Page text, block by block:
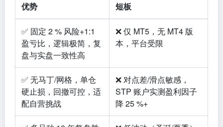
优势 短板
✅ 固定 2 % 风险+1:1
盈亏比，逻辑极简，复
盘与实盘一致性高
❌ 仅 MT5，无 MT4 版
本，平台受限
✅ 无马丁/网格，单仓
硬止损，回撤可控，适
配自营挑战
❌ 对点差/滑点敏感，
STP 账户实测盈利因子
降 25 %+